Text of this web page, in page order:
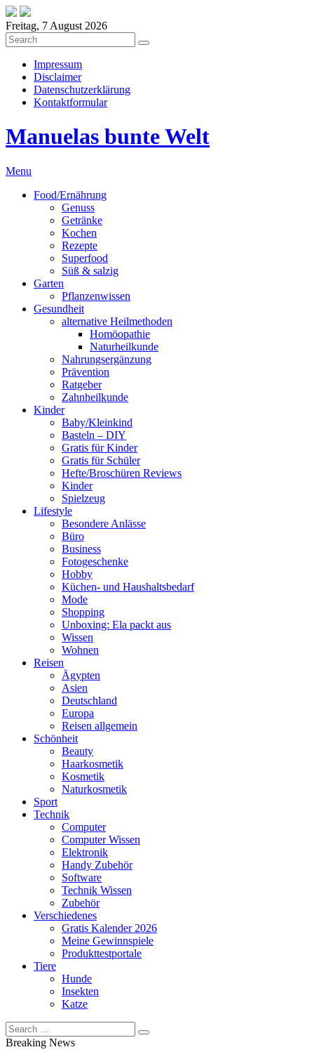
Freitag, 7 August 2026
Impressum
Disclaimer
Datenschutzerklärung
Kontaktformular
Manuelas bunte Welt
Menu
Food/Ernährung
Genuss
Getränke
Kochen
Rezepte
Superfood
Süß & salzig
Garten
Pflanzenwissen
Gesundheit
alternative Heilmethoden
Homöopathie
Naturheilkunde
Nahrungsergänzung
Prävention
Ratgeber
Zahnheilkunde
Kinder
Baby/Kleinkind
Basteln – DIY
Gratis für Kinder
Gratis für Schüler
Hefte/Broschüren Reviews
Kinder
Spielzeug
Lifestyle
Besondere Anlässe
Büro
Business
Fotogeschenke
Hobby
Küchen- und Haushaltsbedarf
Mode
Shopping
Unboxing: Ela packt aus
Wissen
Wohnen
Reisen
Ägypten
Asien
Deutschland
Europa
Reisen allgemein
Schönheit
Beauty
Haarkosmetik
Kosmetik
Naturkosmetik
Sport
Technik
Computer
Computer Wissen
Elektronik
Handy Zubehör
Software
Technik Wissen
Zubehör
Verschiedenes
Gratis Kalender 2026
Meine Gewinnspiele
Produkttestportale
Tiere
Hunde
Insekten
Katze
Breaking News